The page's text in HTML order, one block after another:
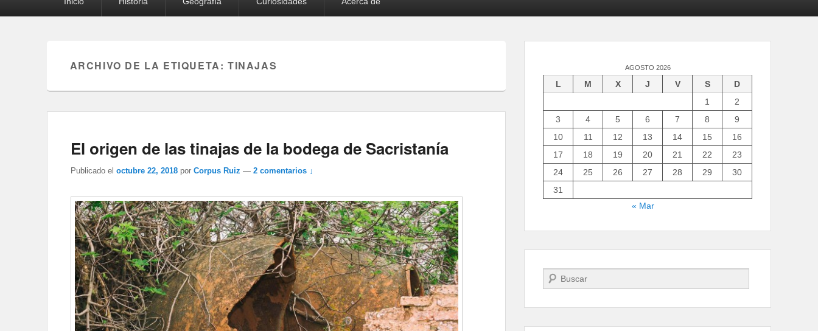
ARCHIVO DE LA ETIQUETA:TINAJAS
El origen de las tinajas de la bodega de Sacristanía
Publicado el octubre 22, 2018 por Corpus Ruiz — 2 comentarios ↓
AGOSTO 2026
L M X J V S
D
1
2
3
4 5 6 7 8
9
10
11 12 13 14 15
16
17
18 19 20 21 22
23
24
25 26 27 28 29
30
31
« Mar
Buscar